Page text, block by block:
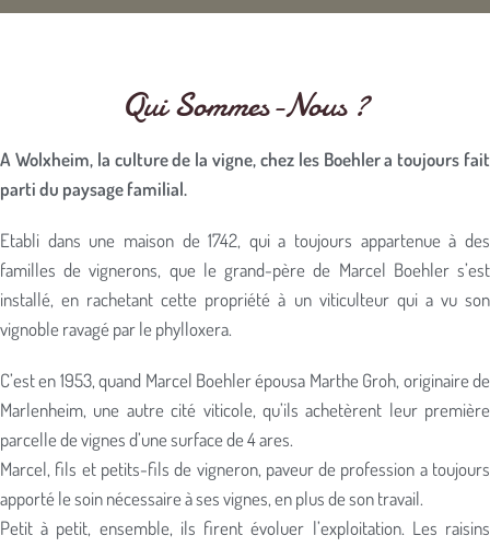
Qui Sommes-Nous ?
A Wolxheim, la culture de la vigne, chez les Boehler a toujours fait
parti du paysage familial.
Etabli dans une maison de 1742, qui a toujours appartenue à des
familles de vignerons, que le grand-père de Marcel Boehler s’est
installé, en rachetant cette propriété à un viticulteur qui a vu son
vignoble ravagé par le phylloxera.
C’est en 1953, quand Marcel Boehler épousa Marthe Groh, originaire de
Marlenheim, une autre cité viticole, qu’ils achetèrent leur première
parcelle de vignes d’une surface de 4 ares.
Marcel, fils et petits-fils de vigneron, paveur de profession a toujours
apporté le soin nécessaire à ses vignes, en plus de son travail.
Petit à petit, ensemble, ils firent évoluer l’exploitation. Les raisins